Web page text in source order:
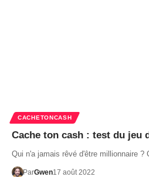
CACHETONCASH
Cache ton cash : test du jeu
Qui n'a jamais rêvé d'être millionnaire ?
ParGwen17 août 2022